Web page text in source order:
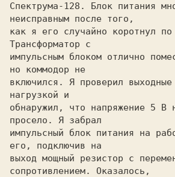
Спектрума-128. Блок питания
неисправным после того,
как я его случайно коротнул по
Трансформатор с
импульсным блоком отлично
но коммодор не
включился. Я проверил
нагрузкой и
обнаружил, что напряжение 5 В
просело. Я забрал
импульсный блок питания на
его, подключив на
выход мощный резистор с
сопротивлением. Оказалось,